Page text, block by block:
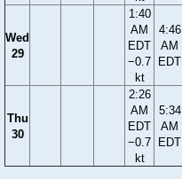
Wed
29
1:40
AM
EDT
−0.7
kt
4:46
AM
EDT
Thu
30
2:26
AM
EDT
−0.7
kt
5:34
AM
EDT